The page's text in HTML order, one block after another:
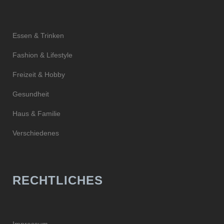
Essen & Trinken
Fashion & Lifestyle
Freizeit & Hobby
Gesundheit
Haus & Familie
Verschiedenes
RECHTLICHES